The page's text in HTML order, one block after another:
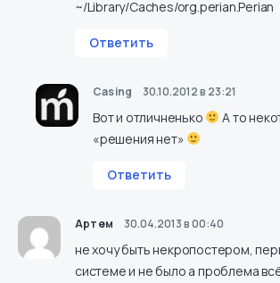
~/Library/Caches/org.perian.Perian
Ответить
Casing 30.10.2012 в 23:21
Вот и отличненько
А то
«решения нет»
Ответить
Артем 30.04.2013 в 00:40
не хочу быть некропостером,
системе и не было а проблема